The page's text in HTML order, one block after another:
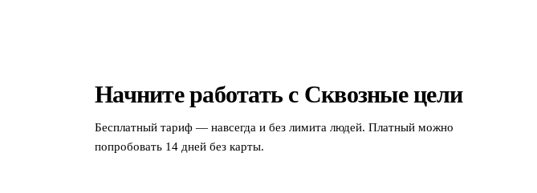
Начните работать с Сквозные цели
Бесплатный тариф — навсегда и без лимита людей. Платный можно
попробовать 14 дней без карты.